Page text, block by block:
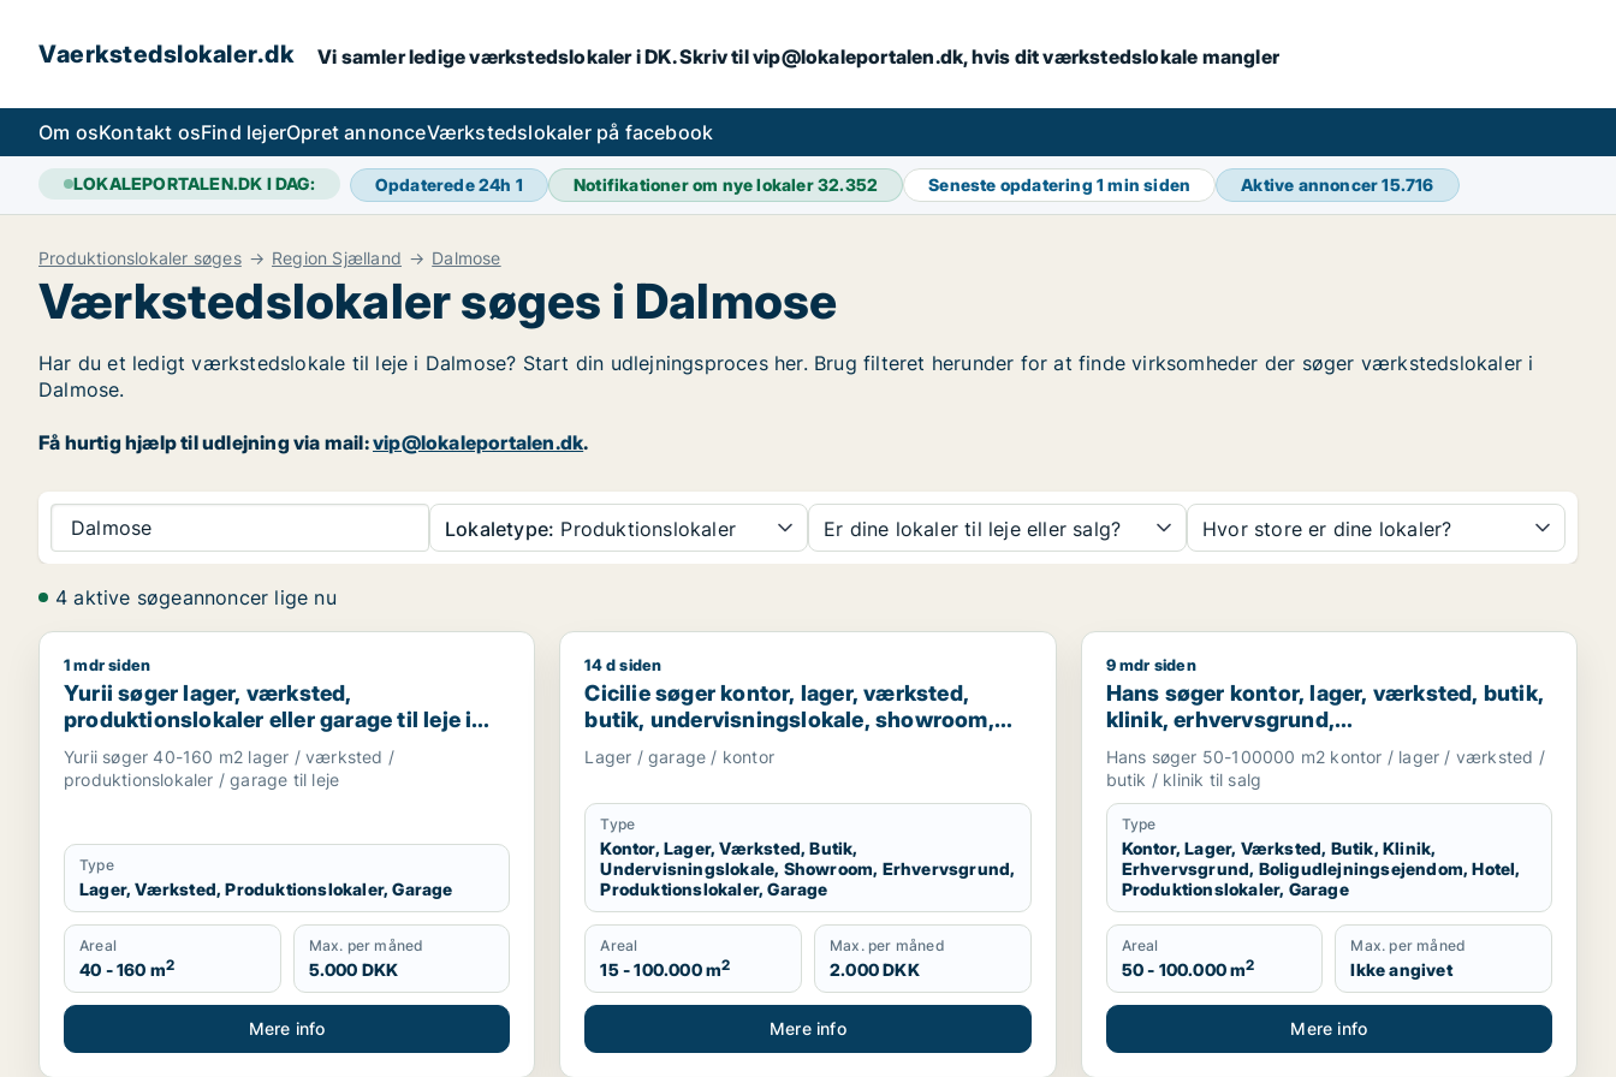
Vaerkstedslokaler.dk Vi samler ledige værkstedslokaler i DK. Skriv til vip@lokaleportalen.dk, hvis dit værkstedslokale mangler
Om osKontakt osFind lejerOpret annonceVærkstedslokaler på facebook
LOKALEPORTALEN.DK I DAG: Opdaterede 24h 1 Notifikationer om nye lokaler32.352 Seneste opdatering1 min siden Aktive annoncer15.716
Produktionslokaler søges Region Sjælland Dalmose
Værkstedslokaler søges i Dalmose
Har du et ledigt værkstedslokale til leje i Dalmose? Start din udlejningsproces her. Brug filteret herunder for at finde virksomheder der søger værkstedslokaler i
Dalmose.
Få hurtig hjælp til udlejning via mail:vip@lokaleportalen.dk.
Dalmose Lokaletype: Produktionslokaler Er dine lokaler til leje eller salg? Hvor store er dine lokaler?
4 aktive søgeannoncer lige nu
Yurii søger lager, værksted, produktionslokaler eller garage til leje i Region Sjælland
1 mdr siden
Yurii søger lager, værksted,
produktionslokaler eller garage til leje i
Region Sjælland
Yurii søger 40-160 m2 lager / værksted /
produktionslokaler / garage til leje
Type
Lager, Værksted, Produktionslokaler, Garage
Areal
40 - 160 m2
Max. per måned
5.000 DKK
Mere info
Cicilie søger kontor, lager, værksted, butik, undervisningslokale, showroom, erhvervsgrund,
14 d siden
Cicilie søger kontor, lager, værksted,
butik, undervisningslokale, showroom,
erhvervsgrund, produktionslokaler eller
garage til leje i Region Sjælland eller
Nordsjælland
Lager / garage / kontor
Type
Kontor, Lager, Værksted, Butik,
Undervisningslokale, Showroom, Erhvervsgrund,
Produktionslokaler, Garage
Areal
15 - 100.000 m2
Max. per måned
2.000 DKK
Mere info
Hans søger kontor, lager, værksted, butik, klinik,
9 mdr siden
Hans søger kontor, lager, værksted, butik,
klinik, erhvervsgrund,
boligudlejningsejendom, hotel,
produktionslokaler eller garage til salg i
Region Sjælland
Hans søger 50-100000 m2 kontor / lager / værksted /
butik / klinik til salg
Type
Kontor, Lager, Værksted, Butik, Klinik,
Erhvervsgrund, Boligudlejningsejendom, Hotel,
Produktionslokaler, Garage
Areal
50 - 100.000 m2
Max. per måned
Ikke angivet
Mere info